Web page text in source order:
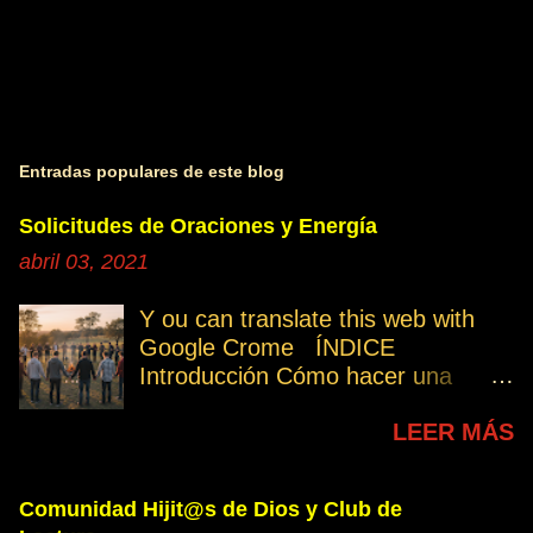
Entradas populares de este blog
Solicitudes de Oraciones y Energía
abril 03, 2021
Y ou can translate this web with
Google Crome ÍNDICE
Introducción Cómo hacer una
personales Desencarnados este
permanentes INTRODUCCIÓN
LEER MÁS
Comunidad Hijit@s de Dios y Club de